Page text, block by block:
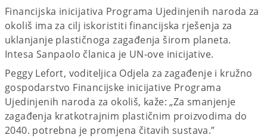
Financijska inicijativa Programa Ujedinjenih naroda za
okoliš ima za cilj iskoristiti financijska rješenja za
uklanjanje plastičnoga zagađenja širom planeta.
Intesa Sanpaolo članica je UN-ove inicijative.
Peggy Lefort, voditeljica Odjela za zagađenje i kružno
gospodarstvo Financijske inicijative Programa
Ujedinjenih naroda za okoliš, kaže: „Za smanjenje
zagađenja kratkotrajnim plastičnim proizvodima do
2040. potrebna je promjena čitavih sustava.”